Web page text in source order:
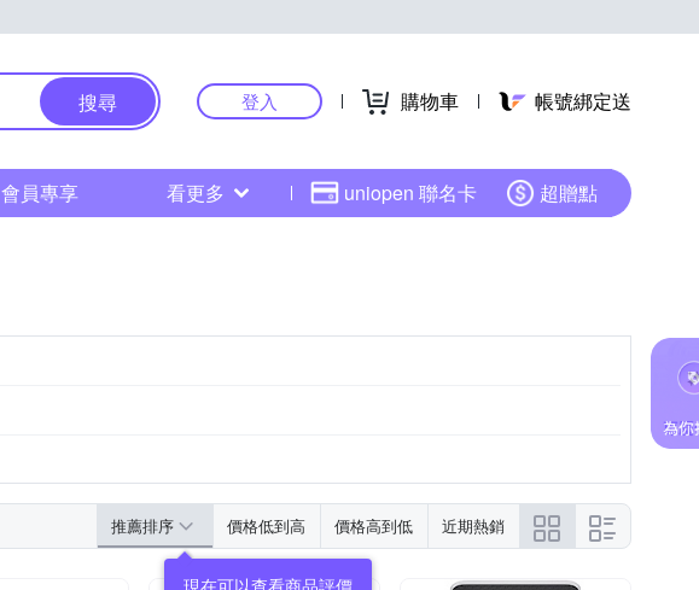
搜尋 登入 購物車 帳號綁定送
會員專享 看更多 uniopen 聯名卡 超贈點
推薦排序 價格低到高 價格高到低 近期熱銷